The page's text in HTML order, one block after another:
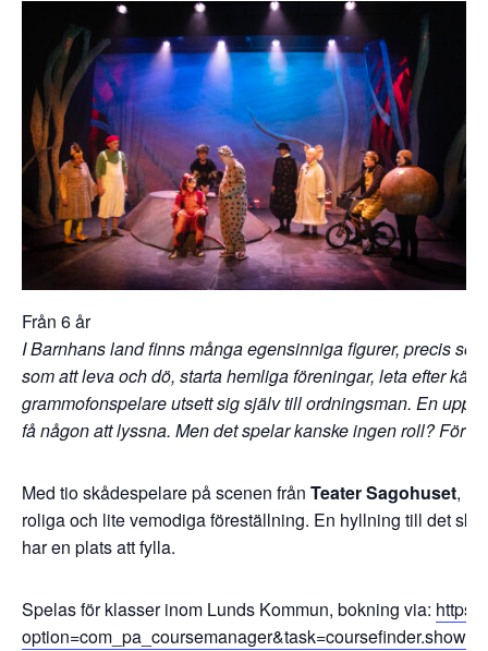
Från 6 år
I Barnhans land finns många egensinniga figurer, precis
som att leva och dö, starta hemliga föreningar, leta efter
grammofonspelare utsett sig själv till ordningsman. En
få någon att lyssna. Men det spelar kanske ingen roll? För
Med tio skådespelare på scenen från Teater Sagohuset,
roliga och lite vemodiga föreställning. En hyllning till det
har en plats att fylla.
Spelas för klasser inom Lunds Kommun, bokning via: